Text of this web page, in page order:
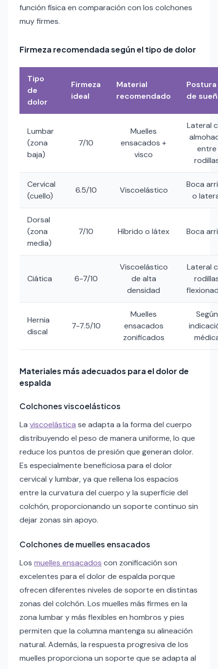
función física en comparación con los colchones
muy firmes.
Firmeza recomendada según el tipo de dolor
Tipo
de
dolor
Firmeza
ideal
Material
recomendado
Postura
de
Lumbar
(zona
baja)
7/10
Muelles
ensacados +
visco
Lateral
entre
Cervical
(cuello)
6.5/10 Viscoelástico
Boca
o
Dorsal
(zona
media)
7/10 Híbrido o látex Boca
Ciática 6-7/10
Viscoelástico
de alta
densidad
Lateral
Hernia
discal
7-7.5/10
Muelles
ensacados
zonificados
Según
Materiales más adecuados para el dolor de
espalda
Colchones viscoelásticos
La viscoelástica se adapta a la forma del cuerpo
distribuyendo el peso de manera uniforme, lo que
reduce los puntos de presión que generan dolor.
Es especialmente beneficiosa para el dolor
cervical y lumbar, ya que rellena los espacios
entre la curvatura del cuerpo y la superficie del
colchón, proporcionando un soporte continuo sin
dejar zonas sin apoyo.
Colchones de muelles ensacados
Los muelles ensacados con zonificación son
excelentes para el dolor de espalda porque
ofrecen diferentes niveles de soporte en distintas
zonas del colchón. Los muelles más firmes en la
zona lumbar y más flexibles en hombros y pies
permiten que la columna mantenga su alineación
natural. Además, la respuesta progresiva de los
muelles proporciona un soporte que se adapta al